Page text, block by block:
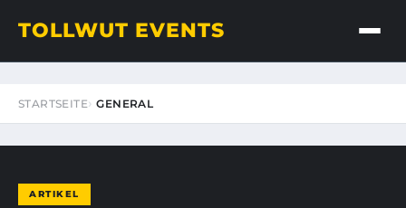
TOLLWUT EVENTS
STARTSEITE GENERAL
ARTIKEL